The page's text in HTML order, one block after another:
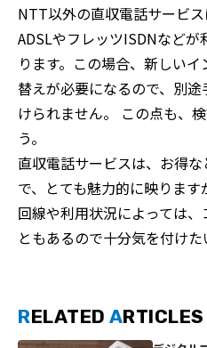
NTT以外の直収電話サービ
ADSLやフレッツISDNなど
ります。この場合、新しい
替えが必要になるので、別
けられません。 この点も、
う。
直収電話サービスは、お得
で、とても魅力的に映りま
回線や利用状況によっては
ともあるので十分気を付けた
RELATED ARTICLES